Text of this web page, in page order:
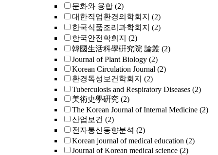
문화와 융합 (2)
대한직업환경의학회지 (2)
한국식품조리과학회지 (2)
한국안전학회지 (2)
韓國生活科學硏究院 論叢 (2)
Journal of Plant Biology (2)
Korean Circulation Journal (2)
환경독성보건학회지 (2)
Tuberculosis and Respiratory Diseases (2)
美術史學硏究 (2)
The Korean Journal of Internal Medicine (2)
산업보건 (2)
전자통신동향분석 (2)
Korean journal of medical education (2)
Journal of Korean medical science (2)